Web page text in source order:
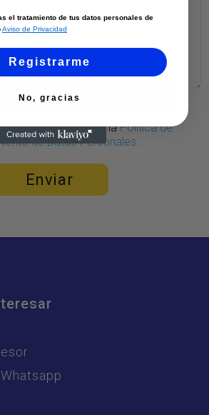
de Privacidady laPolítica de
de Datos Personales.
el tratamiento de tus datos personales de
Aviso de Privacidad
Registrarme
No, gracias